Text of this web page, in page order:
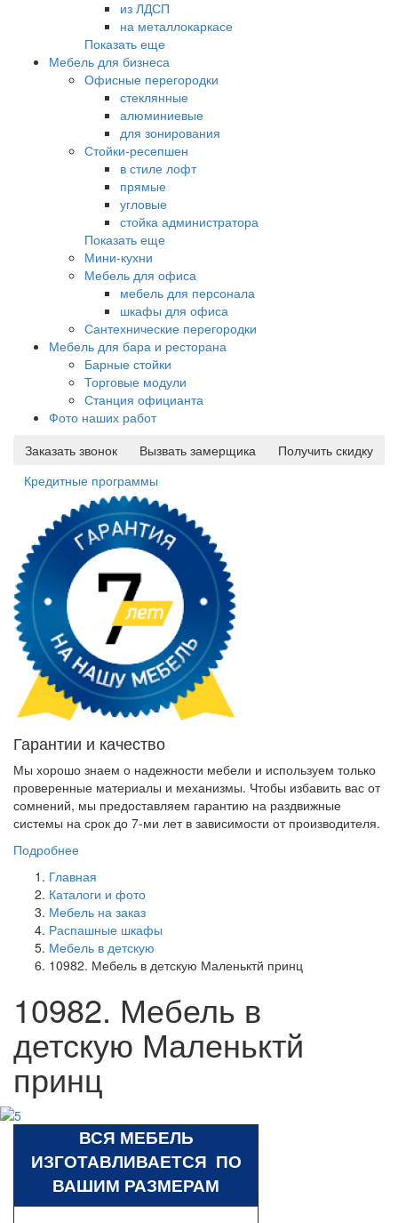
из ЛДСП
на металлокаркасе
Показать еще
Мебель для бизнеса
Офисные перегородки
стеклянные
алюминиевые
для зонирования
Стойки-ресепшен
в стиле лофт
прямые
угловые
стойка администратора
Показать еще
Мини-кухни
Мебель для офиса
мебель для персонала
шкафы для офиса
Сантехнические перегородки
Мебель для бара и ресторана
Барные стойки
Торговые модули
Станция официанта
Фото наших работ
Заказать звонок
Вызвать замерщика
Получить скидку
Кредитные программы
Гарантии и качество
Мы хорошо знаем о надежности мебели и используем только
проверенные материалы и механизмы. Чтобы избавить вас от
сомнений, мы предоставляем гарантию на раздвижные
системы на срок до 7-ми лет в зависимости от производителя.
Подробнее
Главная
Каталоги и фото
Мебель на заказ
Распашные шкафы
Мебель в детскую
10982. Мебель в детскую Маленьктй принц
10982. Мебель в
детскую Маленьктй
принц
ВСЯ МЕБЕЛЬ
ИЗГОТАВЛИВАЕТСЯ ПО
ВАШИМ РАЗМЕРАМ